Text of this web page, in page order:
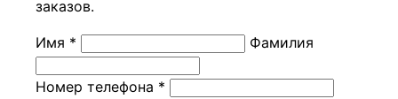
заказов.
Имя * Фамилия
Номер телефона *